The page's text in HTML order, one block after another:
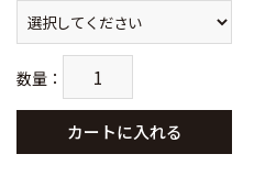
数量 ：
カートに入れる